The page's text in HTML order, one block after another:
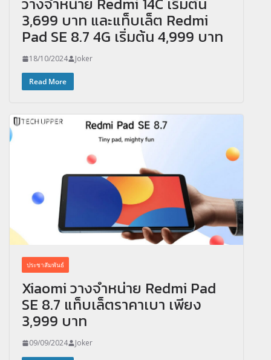
3,699 บาท และแท็บเล็ต Redmi
Pad SE 8.7 4G เริ่มต้น 4,999 บาท
18/10/2024 Joker
Read More
ประชาสัมพันธ์
Xiaomi วางจำหน่าย Redmi Pad
SE 8.7 แท็บเล็ตราคาเบา เพียง
3,999 บาท
09/09/2024 Joker